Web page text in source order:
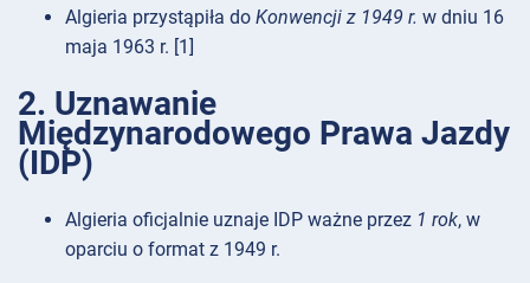
Algieria przystąpiła do Konwencji z 1949 r. w dniu 16
maja 1963 r. [1]
2. Uznawanie
Międzynarodowego Prawa Jazdy
(IDP)
Algieria oficjalnie uznaje IDP ważne przez 1 rok, w
oparciu o format z 1949 r.